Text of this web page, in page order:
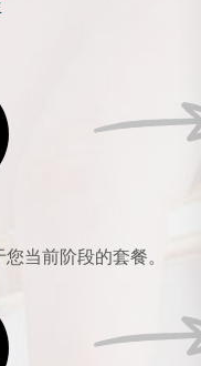
当前阶段的套餐。